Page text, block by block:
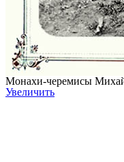
Монахи-черемисы
Увеличить